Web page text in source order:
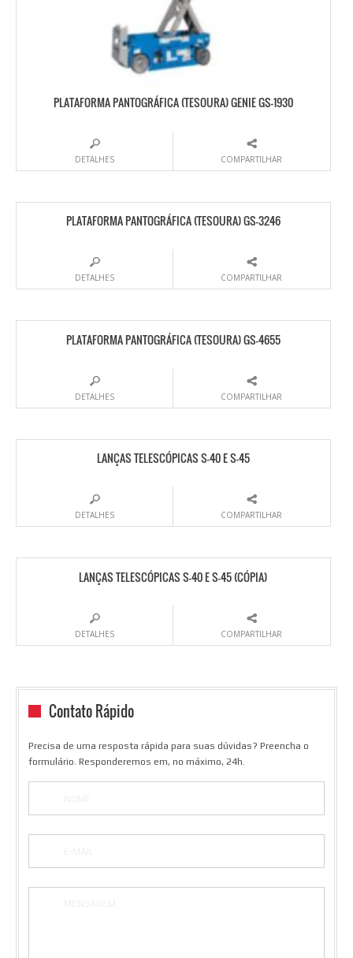
PLATAFORMA PANTOGRÁFICA (TESOURA) GENIE GS-1930
DETALHES COMPARTILHAR
PLATAFORMA PANTOGRÁFICA (TESOURA) GS-3246
DETALHES COMPARTILHAR
PLATAFORMA PANTOGRÁFICA (TESOURA) GS-4655
DETALHES COMPARTILHAR
LANÇAS TELESCÓPICAS S-40 E S-45
DETALHES COMPARTILHAR
LANÇAS TELESCÓPICAS S-40 E S-45 (CÓPIA)
DETALHES COMPARTILHAR
Contato Rápido
Precisa de uma resposta rápida para suas dúvidas? Preencha o
formulário. Responderemos em, no máximo, 24h.